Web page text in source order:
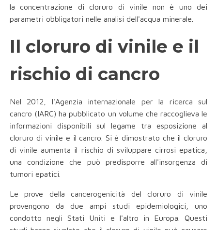
la concentrazione di cloruro di vinile non è uno dei
parametri obbligatori nelle analisi dell'acqua minerale.
Il cloruro di vinile e il
rischio di cancro
Nel 2012, l'Agenzia internazionale per la ricerca sul
cancro (IARC) ha pubblicato un volume che raccoglieva le
informazioni disponibili sul legame tra esposizione al
cloruro di vinile e il cancro. Si è dimostrato che il cloruro
di vinile aumenta il rischio di sviluppare cirrosi epatica,
una condizione che può predisporre all'insorgenza di
tumori epatici.
Le prove della cancerogenicità del cloruro di vinile
provengono da due ampi studi epidemiologici, uno
condotto negli Stati Uniti e l'altro in Europa. Questi